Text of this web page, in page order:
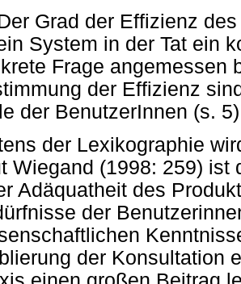
Grad der Effizienz
System in der Tat ein
Frage angemessen
der Effizienz
der BenutzerInnen (s.
der Lexikographie
Wiegand (1998: 259)
Adäquatheit des
der
der Konsultation